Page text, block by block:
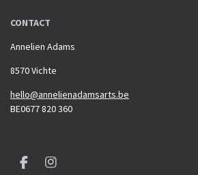
CONTACT
Annelien Adams
8570 Vichte
hello@annelienadamsarts.be
BE0677 820 360
F
I